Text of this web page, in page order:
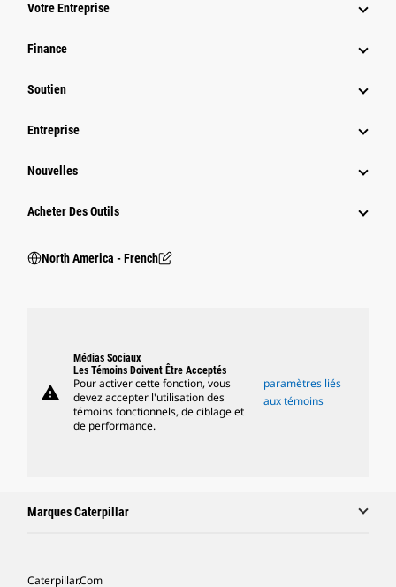
Votre Entreprise
Finance
Soutien
Entreprise
Nouvelles
Acheter Des Outils
North America - French
warning
Médias Sociaux
Les Témoins Doivent Être Acceptés
Pour activer cette fonction, vous
devez accepter l'utilisation des
témoins fonctionnels, de ciblage et
de performance.
paramètres liés
aux témoins
Marques Caterpillar
Caterpillar.com